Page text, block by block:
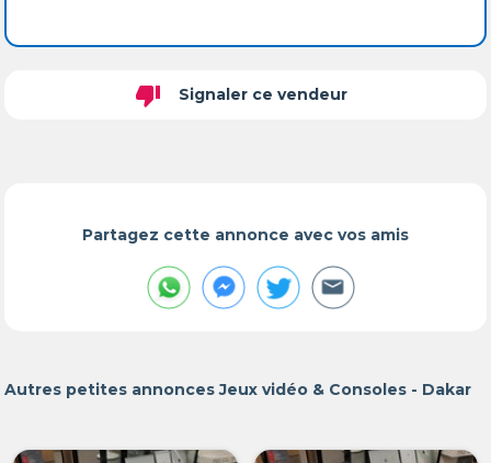
thumb_down Signaler ce vendeur
Partagez cette annonce avec vos amis
Autres petites annonces Jeux vidéo & Consoles - Dakar